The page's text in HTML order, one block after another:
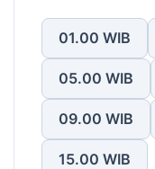
01.00 WIB
05.00 WIB
09.00 WIB
15.00 WIB